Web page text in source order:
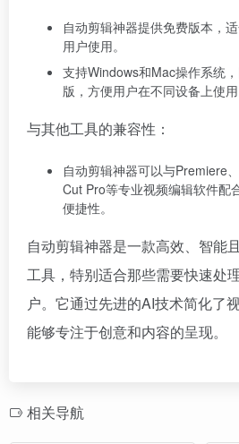
自动剪辑神器提供免费版本，
用户使用。
支持Windows和Mac操作系统
版，方便用户在不同设备上使用
与其他工具的兼容性：
自动剪辑神器可以与Premiere
Cut Pro等专业视频编辑软件配
便捷性。
自动剪辑神器是一款高效、智能
工具，特别适合那些需要快速处
户。它通过先进的AI技术简化了
能够专注于创意和内容的呈现。
相关导航